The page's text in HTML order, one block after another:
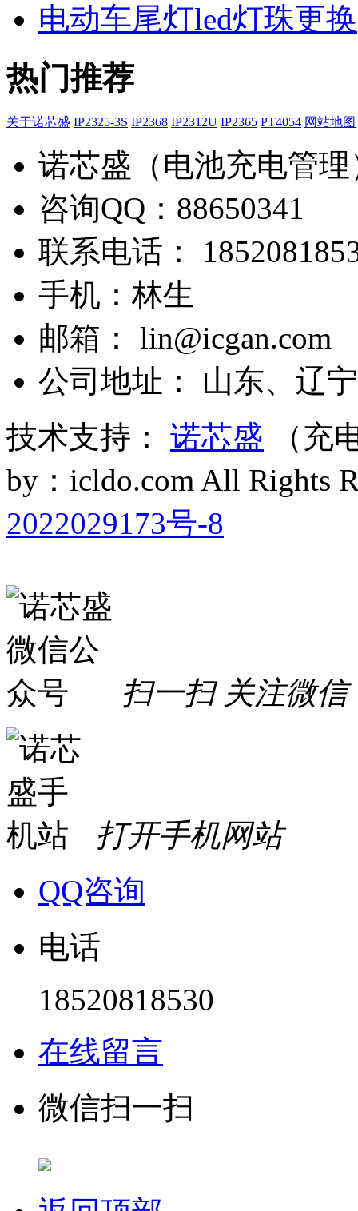
电动车尾灯led灯珠更换
热门推荐
关于诺芯盛 IP2325-3S IP2368 IP2312U IP2365 PT4054 网站地图
诺芯盛（电池充电管理
咨询QQ：88650341
联系电话：
手机：林生
邮箱： lin@icgan.com
公司地址： 山东、辽宁
技术支持： 诺芯盛 （充
by：icldo.com All Rights
2022029173号-8
扫一扫 关注微信
打开手机网站
QQ咨询
电话
18520818530
在线留言
微信扫一扫